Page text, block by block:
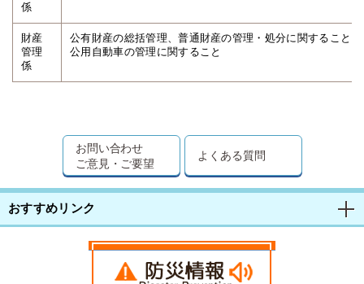
係
財産
管理
係
公有財産の総括管理、普通財産の管理・処分に関すること、
公用自動車の管理に関すること
お問い合わせ
ご意見・ご要望
よくある質問
おすすめリンク